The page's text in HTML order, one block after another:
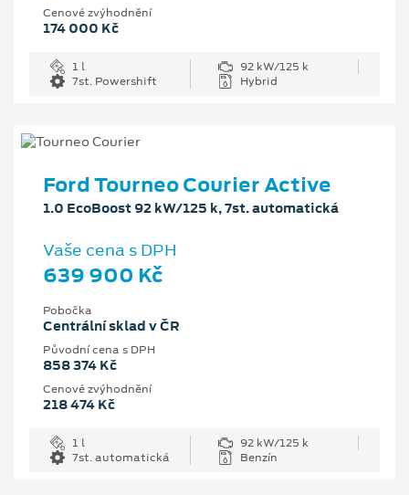
Cenové zvýhodnění
174 000 Kč
1 l
92 kW/125 k
7st. Powershift
Hybrid
Ford Tourneo Courier Active
1.0 EcoBoost 92 kW/125 k, 7st. automatická
Vaše cena s DPH
639 900 Kč
Pobočka
Centrální sklad v ČR
Původní cena s DPH
858 374 Kč
Cenové zvýhodnění
218 474 Kč
1 l
92 kW/125 k
7st. automatická
Benzín